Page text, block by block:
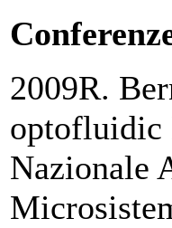
2009R.
optofluidic
Nazionale